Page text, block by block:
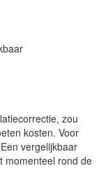
zou
kosten. Voor
vergelijkbaar
momenteel rond de